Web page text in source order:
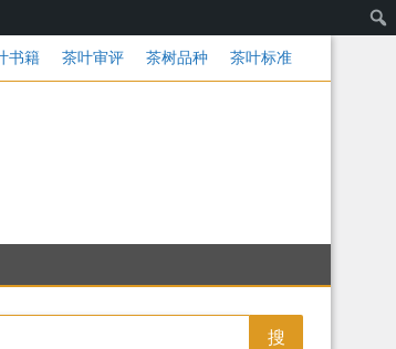
书籍 茶叶审评 茶树品种 茶叶标准
搜